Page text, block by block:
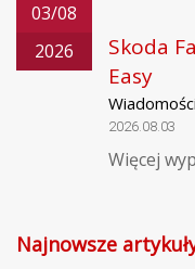
03/08
2026
Skoda
Easy
2026.08.03
Więcej
Najnowsze